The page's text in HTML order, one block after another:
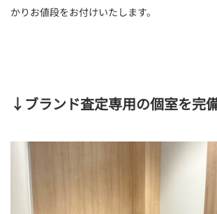
かりお値段をお付けいたします。
↓ ブランド査定専用の個室を完